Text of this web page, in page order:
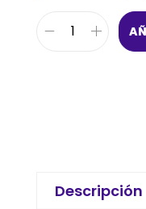
Descripción